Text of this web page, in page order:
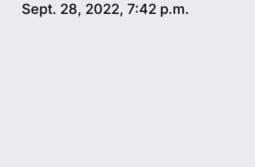
Sept. 28, 2022, 7:42 p.m.